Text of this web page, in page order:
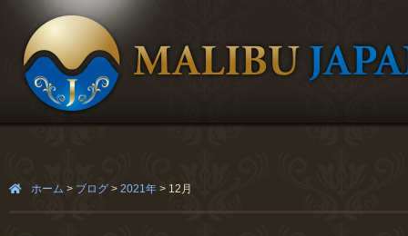
ホーム > ブログ > 2021年 > 12月